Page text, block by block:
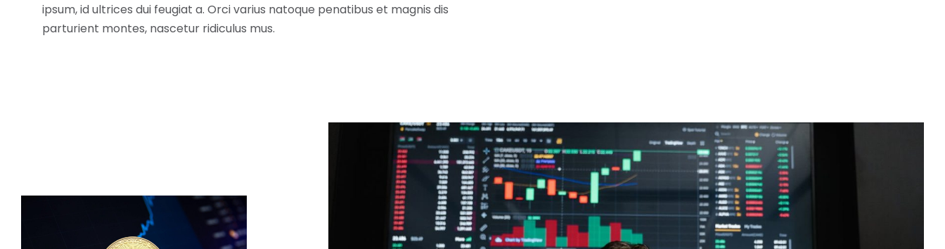
ipsum, id ultrices dui feugiat a. Orci varius natoque penatibus et magnis dis
parturient montes, nascetur ridiculus mus.